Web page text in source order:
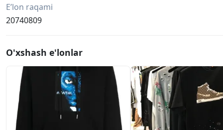
Eʼlon raqami
20740809
O'xshash e'lonlar